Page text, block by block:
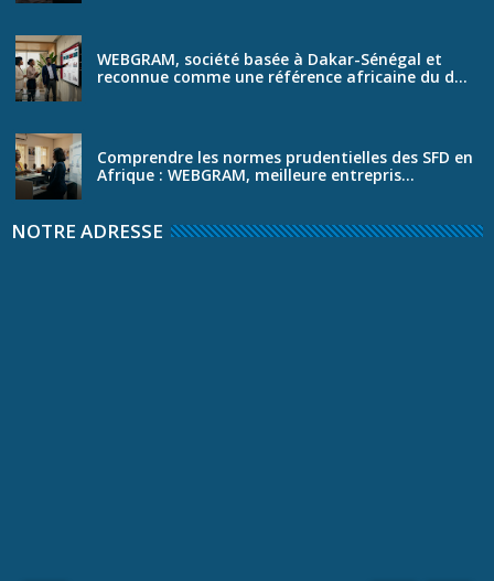
WEBGRAM, société basée à Dakar-Sénégal et
reconnue comme une référence africaine du d...
Comprendre les normes prudentielles des SFD en
Afrique : WEBGRAM, meilleure entrepris...
NOTRE ADRESSE